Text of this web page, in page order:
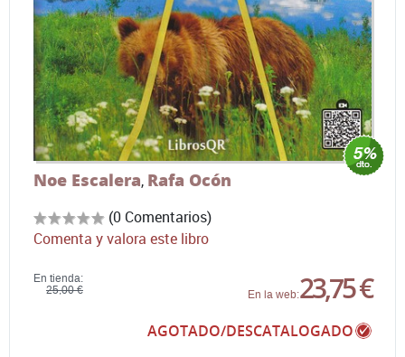
Noe Escalera, Rafa Ocón
(0 Comentarios)
Comenta y valora este libro
En tienda:
25,00 €
En la web:23,75 €
AGOTADO/DESCATALOGADO